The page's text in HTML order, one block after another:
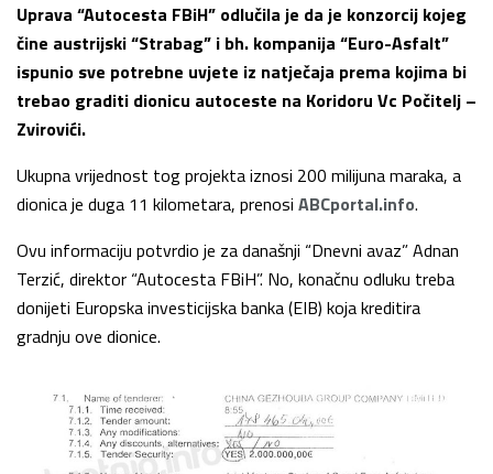
Uprava “Autocesta FBiH” odlučila je da je konzorcij kojeg
čine austrijski “Strabag” i bh. kompanija “Euro-Asfalt”
ispunio sve potrebne uvjete iz natječaja prema kojima bi
trebao graditi dionicu autoceste na Koridoru Vc Počitelj –
Zvirovići.
Ukupna vrijednost tog projekta iznosi 200 milijuna maraka, a
dionica je duga 11 kilometara, prenosi ABCportal.info.
Ovu informaciju potvrdio je za današnji “Dnevni avaz” Adnan
Terzić, direktor “Autocesta FBiH”. No, konačnu odluku treba
donijeti Europska investicijska banka (EIB) koja kreditira
gradnju ove dionice.